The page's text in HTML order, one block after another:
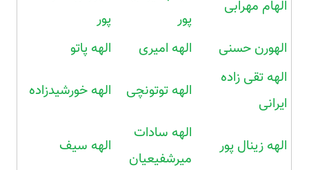
الهام مهرابی
پور
پور
الهورن حسنی
الهه امیری
الهه پاتو
الهه تقی زاده
ایرانی
الهه توتونچی الهه خورشیدزاده
الهه زینال پور
الهه سادات
میرشفیعیان
الهه سیف